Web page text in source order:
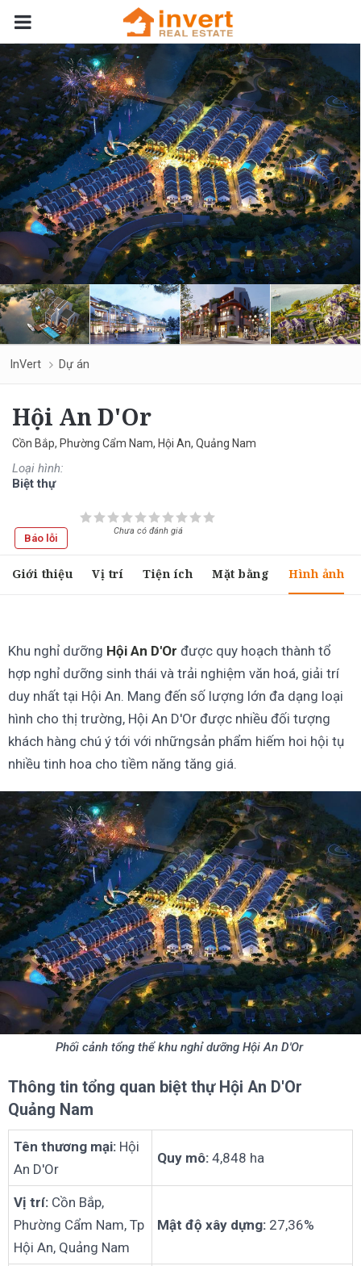
InVert Dự án
Hội An D'Or
Cồn Bắp, Phường Cẩm Nam, Hội An, Quảng Nam
Loại hình:
Biệt thự
Báo lỗi
Chưa có đánh giá
Giới thiệu Vị trí Tiện ích Mặt bằng Hình ảnh
Khu nghỉ dưỡng Hội An D'Or được quy hoạch thành tổ
hợp nghỉ dưỡng sinh thái và trải nghiệm văn hoá, giải trí
duy nhất tại Hội An. Mang đến số lượng lớn đa dạng loại
hình cho thị trường, Hội An D'Or được nhiều đối tượng
khách hàng chú ý tới với nhữngsản phẩm hiếm hoi hội tụ
nhiều tinh hoa cho tiềm năng tăng giá.
Phối cảnh tổng thể khu nghỉ dưỡng Hội An D'Or
Thông tin tổng quan biệt thự Hội An D'Or
Quảng Nam
Tên thương mại: Hội
An D'Or
Quy mô: 4,848 ha
Vị trí: Cồn Bắp,
Phường Cẩm Nam, Tp
Hội An, Quảng Nam
Mật độ xây dựng: 27,36%